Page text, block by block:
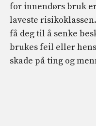
for innendørs bruk
laveste
få deg til å senke
brukes feil eller
skade på ting og